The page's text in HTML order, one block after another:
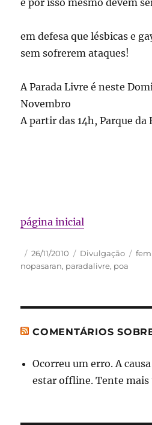
em defesa que lésbicas e
sem sofrerem ataques!
A Parada Livre é neste
Novembro
A partir das 14h, Parque da
página inicial
Autor
Publicado
em
26/11/2010 Categorias
Divulgação
nopasaran, paradalivre, poa
COMENTÁRIOS
Ocorreu um erro. A
estar offline. Tente mais